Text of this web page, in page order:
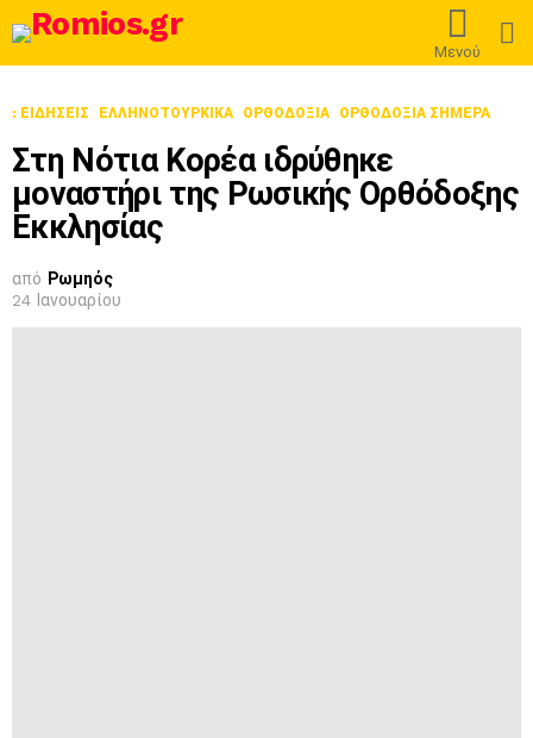
Μενού
: ΕΙΔΉΣΕΙΣ ΕΛΛΗΝΟΤΟΥΡΚΙΚΆ ΟΡΘΟΔΟΞΊΑ ΟΡΘΟΔΟΞΊΑ ΣΉΜΕΡΑ
Στη Νότια Κορέα ιδρύθηκε
μοναστήρι της Ρωσικής Ορθόδοξης
Εκκλησίας
από Ρωμηός
24 Ιανουαρίου